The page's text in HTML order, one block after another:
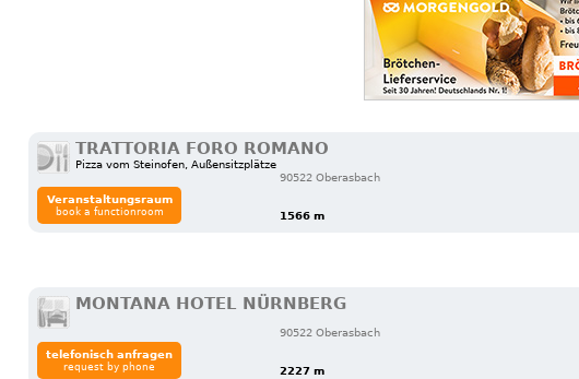
TRATTORIA FORO ROMANO
Pizza vom Steinofen, Außensitzplätze
90522 Oberasbach
1566 m
Veranstaltungsraum
book a functionroom
MONTANA HOTEL NÜRNBERG
90522 Oberasbach
2227 m
telefonisch anfragen
request by phone